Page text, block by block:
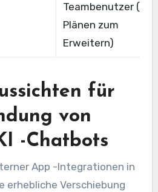
Teambenutzer (mit
Plänen zum
Erweitern)
für
von
-Chatbots
App -Integrationen in
erhebliche Verschiebung